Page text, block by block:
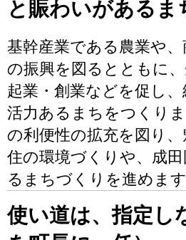
と賑わいがあるま
基幹産業である農業や
の振興を図るとともに
起業・創業などを促し
活力あるまちをつくり
の利便性の拡充を図り
住の環境づくりや、成
るまちづくりを進めます
使い道は、指定し